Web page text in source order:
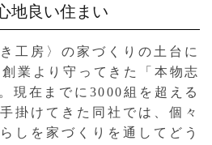
地良い住まい
工房〉の家づくりの土台に
業より守ってきた「本物志
現在までに3000組を超える
掛けてきた同社では、個々
しを家づくりを通してどう